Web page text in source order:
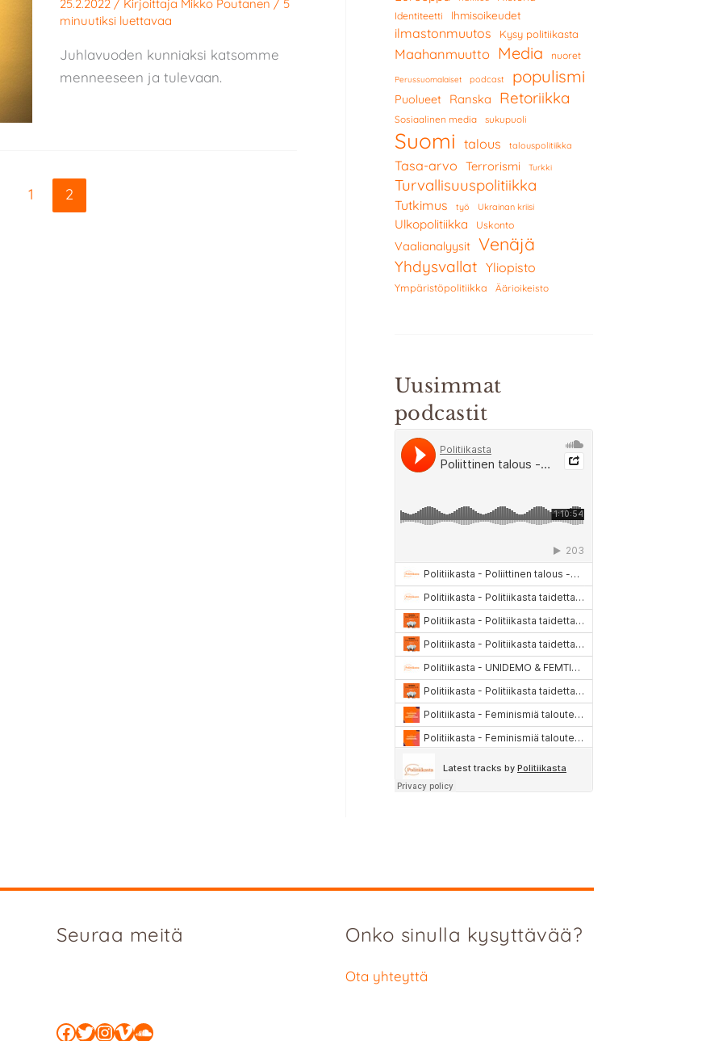
25.2.2022 / Kirjoittaja Mikko Poutanen / 5
minuutiksi luettavaa
Juhlavuoden kunniaksi katsomme
menneeseen ja tulevaan.
1 2
Identiteetti Ihmisoikeudet
ilmastonmuutos Kysy politiikasta
Maahanmuutto Media nuoret
Perussuomalaiset podcast populismi
Puolueet Ranska Retoriikka
Sosiaalinen media sukupuoli
Suomi talous talouspolitiikka
Tasa-arvo Terrorismi Turkki
Turvallisuuspolitiikka
Tutkimus työ Ukrainan kriisi
Ulkopolitiikka Uskonto
Vaalianalyysit Venäjä
Yhdysvallat Yliopisto
Ympäristöpolitiikka Äärioikeisto
Uusimmat
podcastit
Seuraa meitä
Facebook
Twitter
Instagram
Vimeo
SoundCloud
Onko sinulla kysyttävää?
Ota yhteyttä